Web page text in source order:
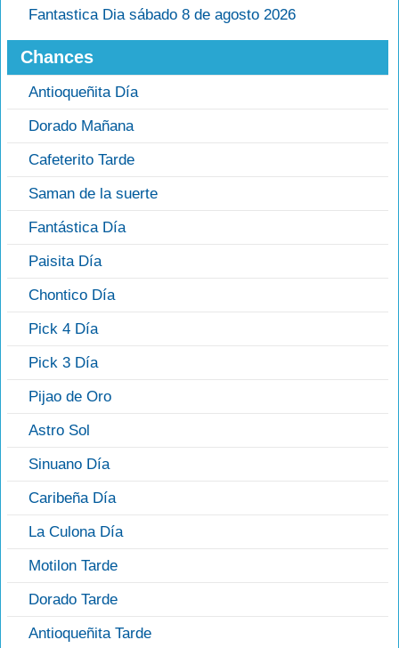
Fantastica Dia sábado 8 de agosto 2026
Chances
Antioqueñita Día
Dorado Mañana
Cafeterito Tarde
Saman de la suerte
Fantástica Día
Paisita Día
Chontico Día
Pick 4 Día
Pick 3 Día
Pijao de Oro
Astro Sol
Sinuano Día
Caribeña Día
La Culona Día
Motilon Tarde
Dorado Tarde
Antioqueñita Tarde